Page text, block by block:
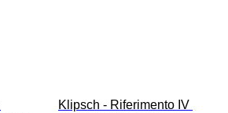
Klipsch - Riferimento IV